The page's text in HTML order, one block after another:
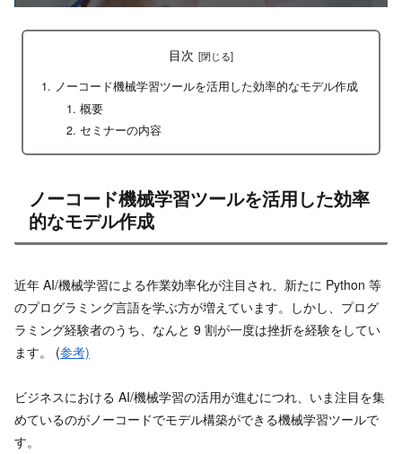
目次
ノーコード機械学習ツールを活用した効率的なモデル作成
概要
セミナーの内容
ノーコード機械学習ツールを活用した効率
的なモデル作成
近年 AI/機械学習による作業効率化が注目され、新たに Python 等
のプログラミング言語を学ぶ方が増えています。しかし、プログ
ラミング経験者のうち、なんと 9 割が一度は挫折を経験をしてい
ます。 (参考)
ビジネスにおける AI/機械学習の活用が進むにつれ、いま注目を集
めているのがノーコードでモデル構築ができる機械学習ツールで
す。